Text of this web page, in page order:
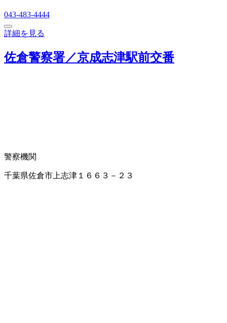
043-483-4444
詳細を見る
佐倉警察署／京成志津駅前交番
警察機関
千葉県佐倉市上志津１６６３－２３